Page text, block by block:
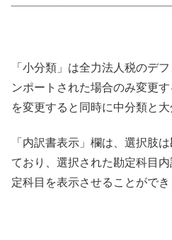
「小分類」は全力法人税のデ
ンポートされた場合のみ変更
を変更すると同時に中分類と大
「内訳書表示」欄は、選択肢
ており、選択された勘定科目
定科目を表示させることができ